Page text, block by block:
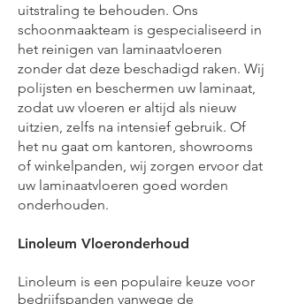
uitstraling te behouden. Ons
schoonmaakteam is gespecialiseerd in
het reinigen van laminaatvloeren
zonder dat deze beschadigd raken. Wij
polijsten en beschermen uw laminaat,
zodat uw vloeren er altijd als nieuw
uitzien, zelfs na intensief gebruik. Of
het nu gaat om kantoren, showrooms
of winkelpanden, wij zorgen ervoor dat
uw laminaatvloeren goed worden
onderhouden.
Linoleum Vloeronderhoud
Linoleum is een populaire keuze voor
bedrijfspanden vanwege de